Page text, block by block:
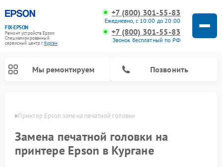
FIX-EPSON
Ремонт устройств Epson
Специализированный
cервисный центр г.Курган
+7 (800) 301-55-83
Ежедневно, с 10:00 до 20:00
+7 (800) 301-55-83
Звонок бесплатный по РФ
Мы ремонтируем Позвонить
Принтер Epson замена печатной головки
Замена печатной головки на
принтере Epson в Кургане